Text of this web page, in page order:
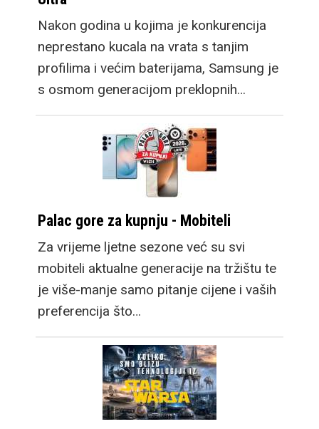
Nakon godina u kojima je konkurencija
neprestano kucala na vrata s tanjim
profilima i većim baterijama, Samsung je
s osmom generacijom preklopnih…
Palac gore za kupnju - Mobiteli
Za vrijeme ljetne sezone već su svi
mobiteli aktualne generacije na tržištu te
je više-manje samo pitanje cijene i vaših
preferencija što…